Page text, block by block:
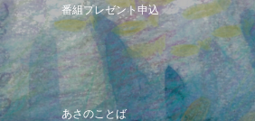
番組プレゼント申込
あさのことば